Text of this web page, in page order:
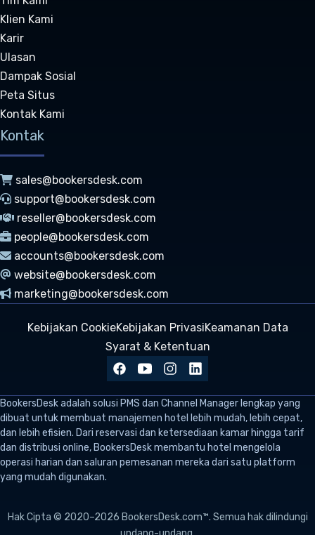
Klien Kami
Karir
Ulasan
Dampak Sosial
Peta Situs
Kontak Kami
Kontak
sales@bookersdesk.com
support@bookersdesk.com
reseller@bookersdesk.com
people@bookersdesk.com
accounts@bookersdesk.com
website@bookersdesk.com
marketing@bookersdesk.com
Kebijakan CookieKebijakan PrivasiKeamanan Data
Syarat & Ketentuan
BookersDeskadalah solusi PMS dan Channel Manager lengkap yang
dibuat untuk membuat manajemen hotel lebih mudah, lebih cepat,
dan lebih efisien. Dari reservasi dan ketersediaan kamar hingga tarif
dan distribusi online, BookersDesk membantu hotel mengelola
operasi harian dan saluran pemesanan mereka dari satu platform
yang mudah digunakan.
Hak Cipta © 2020–2026 BookersDesk.com™. Semua hak dilindungi